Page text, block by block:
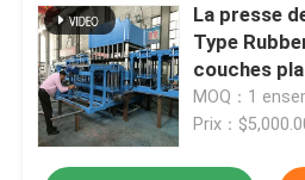
La presse
Type
couches
MOQ：1
Prix：